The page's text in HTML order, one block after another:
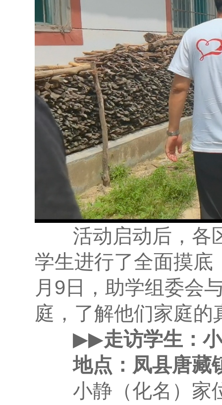
活动启动后，各区
学生进行了全面摸底
月9日，助学组委会
庭，了解他们家庭的
▶▶走访学生：
地点：凤县唐藏
小静（化名）家位